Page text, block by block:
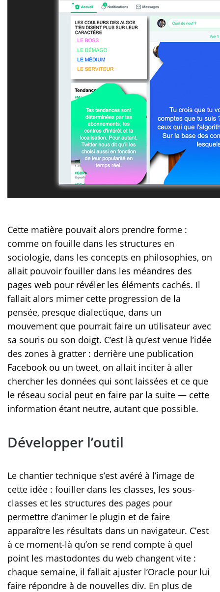
Cette matière pouvait alors prendre forme :
comme on fouille dans les structures en
sociologie, dans les concepts en philosophies, on
allait pouvoir fouiller dans les méandres des
pages web pour révéler les éléments cachés. Il
fallait alors mimer cette progression de la
pensée, presque dialectique, dans un
mouvement que pourrait faire un utilisateur avec
sa souris ou son doigt. C’est là qu’est venue l’idée
des zones à gratter : derrière une publication
Facebook ou un tweet, on allait inciter à aller
chercher les données qui sont laissées et ce que
le réseau social peut en faire par la suite — cette
information étant neutre, autant que possible.
Développer l’outil
Le chantier technique s’est avéré à l’image de
cette idée : fouiller dans les classes, les sous-
classes et les structures des pages pour
permettre d’animer le plugin et de faire
apparaître les résultats dans un navigateur. C’est
à ce moment-là qu’on se rend compte à quel
point les mastodontes du web changent vite :
chaque semaine, il fallait ajuster l’Oracle pour lui
faire répondre à de nouvelles div. En plus de